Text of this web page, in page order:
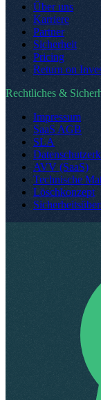
Über uns
Karriere
Partner
Sicherheit
Pricing
Return on
Rechtliches &
Impressum
SaaS AGB
SLA
AVV (SaaS)
Technische
Löschkonzept